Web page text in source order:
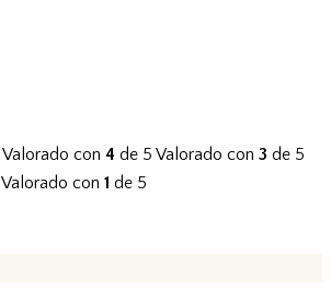
Valorado con 4 de 5 Valorado con 3 de 5
Valorado con 1 de 5